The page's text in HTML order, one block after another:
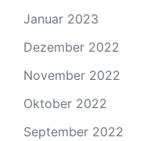
Januar 2023
Dezember 2022
November 2022
Oktober 2022
September 2022